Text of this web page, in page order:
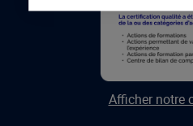
Afficher notre